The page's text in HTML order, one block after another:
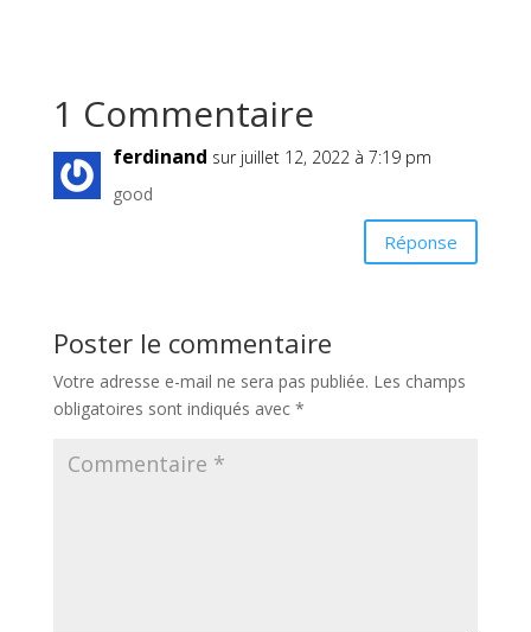
1 Commentaire
ferdinand sur juillet 12, 2022 à 7:19 pm
good
Réponse
Poster le commentaire
Votre adresse e-mail ne sera pas publiée. Les champs
obligatoires sont indiqués avec *